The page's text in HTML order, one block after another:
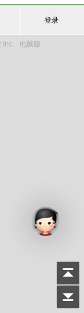
登录
Inc. 电脑版